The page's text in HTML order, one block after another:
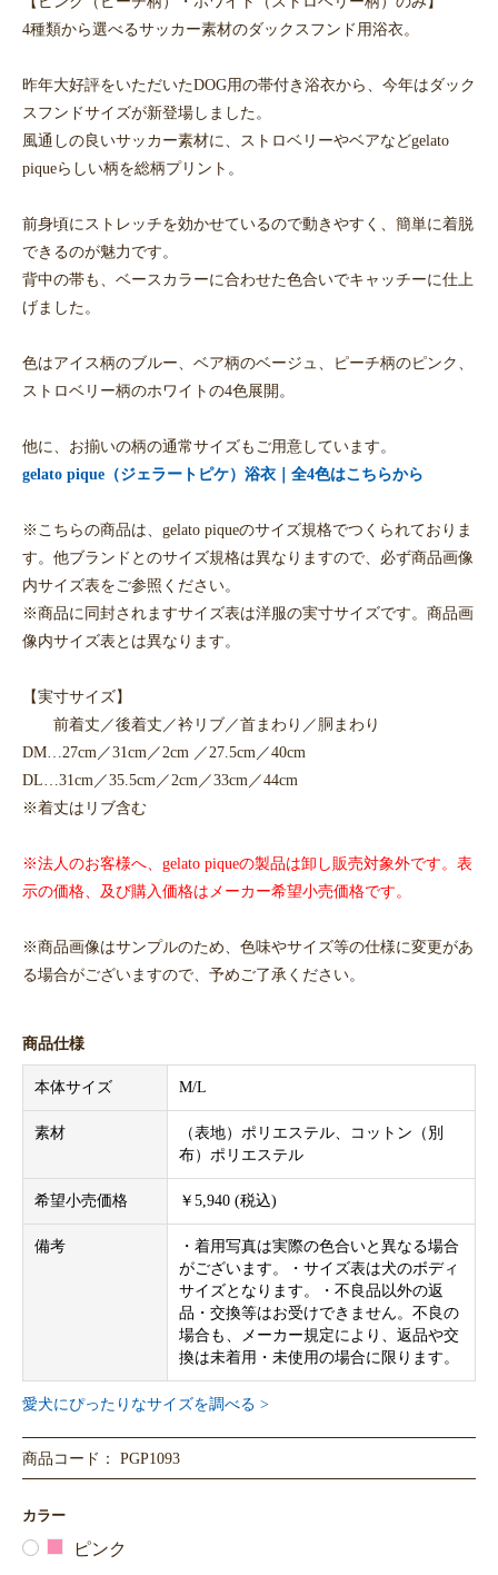
4種類から選べるサッカー素材のダックスフンド用浴衣。
昨年大好評をいただいたDOG用の帯付き浴衣から、今年はダック
スフンドサイズが新登場しました。
風通しの良いサッカー素材に、ストロベリーやベアなどgelato
piqueらしい柄を総柄プリント。
前身頃にストレッチを効かせているので動きやすく、簡単に着脱
できるのが魅力です。
背中の帯も、ベースカラーに合わせた色合いでキャッチーに仕上
げました。
色はアイス柄のブルー、ベア柄のベージュ、ピーチ柄のピンク、
ストロベリー柄のホワイトの4色展開。
他に、お揃いの柄の通常サイズもご用意しています。
gelato pique（ジェラートピケ）浴衣｜全4色はこちらから
※こちらの商品は、gelato piqueのサイズ規格でつくられておりま
す。他ブランドとのサイズ規格は異なりますので、必ず商品画像
内サイズ表をご参照ください。
※商品に同封されますサイズ表は洋服の実寸サイズです。商品画
像内サイズ表とは異なります。
【実寸サイズ】
前着丈／後着丈／衿リブ／首まわり／胴まわり
DM…27cm／31cm／2cm ／27.5cm／40cm
DL…31cm／35.5cm／2cm／33cm／44cm
※着丈はリブ含む
※法人のお客様へ、gelato piqueの製品は卸し販売対象外です。表
示の価格、及び購入価格はメーカー希望小売価格です。
※商品画像はサンプルのため、色味やサイズ等の仕様に変更があ
る場合がございますので、予めご了承ください。
商品仕様
本体サイズ M/L
素材
（表地）ポリエステル、コットン（別
布）ポリエステル
希望小売価格 ￥5,940 (税込)
備考
・着用写真は実際の色合いと異なる場合
がございます。・サイズ表は犬のボディ
サイズとなります。・不良品以外の返
品・交換等はお受けできません。不良の
場合も、メーカー規定により、返品や交
換は未着用・未使用の場合に限ります。
愛犬にぴったりなサイズを調べる >
商品コード： PGP1093
カラー
ピンク